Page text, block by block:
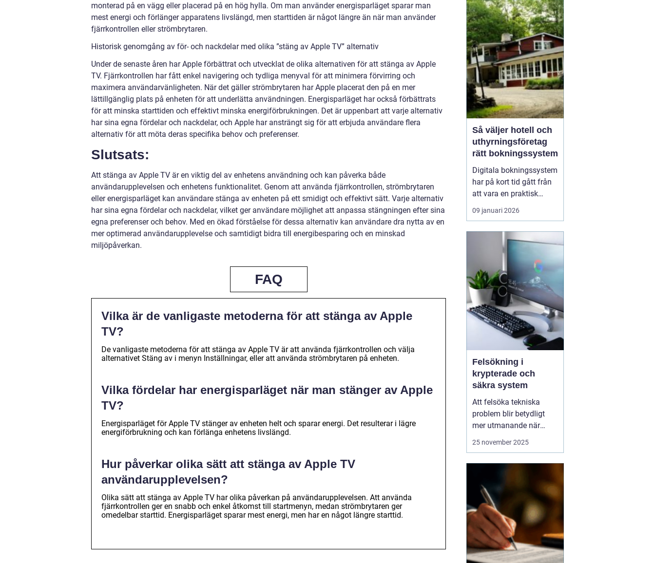
monterad på en vägg eller placerad på en hög hylla. Om man använder energisparläget sparar man
mest energi och förlänger apparatens livslängd, men starttiden är något längre än när man använder
fjärrkontrollen eller strömbrytaren.
Historisk genomgång av för- och nackdelar med olika ”stäng av Apple TV” alternativ
Under de senaste åren har Apple förbättrat och utvecklat de olika alternativen för att stänga av Apple
TV. Fjärrkontrollen har fått enkel navigering och tydliga menyval för att minimera förvirring och
maximera användarvänligheten. När det gäller strömbrytaren har Apple placerat den på en mer
lättillgänglig plats på enheten för att underlätta användningen. Energisparläget har också förbättrats
för att minska starttiden och effektivt minska energiförbrukningen. Det är uppenbart att varje alternativ
har sina egna fördelar och nackdelar, och Apple har ansträngt sig för att erbjuda användare flera
alternativ för att möta deras specifika behov och preferenser.
Slutsats:
Att stänga av Apple TV är en viktig del av enhetens användning och kan påverka både
användarupplevelsen och enhetens funktionalitet. Genom att använda fjärrkontrollen, strömbrytaren
eller energisparläget kan användare stänga av enheten på ett smidigt och effektivt sätt. Varje alternativ
har sina egna fördelar och nackdelar, vilket ger användare möjlighet att anpassa stängningen efter sina
egna preferenser och behov. Med en ökad förståelse för dessa alternativ kan användare dra nytta av en
mer optimerad användarupplevelse och samtidigt bidra till energibesparing och en minskad
miljöpåverkan.
FAQ
Vilka är de vanligaste metoderna för att stänga av Apple
TV?
De vanligaste metoderna för att stänga av Apple TV är att använda fjärrkontrollen och välja
alternativet Stäng av i menyn Inställningar, eller att använda strömbrytaren på enheten.
Vilka fördelar har energisparläget när man stänger av Apple
TV?
Energisparläget för Apple TV stänger av enheten helt och sparar energi. Det resulterar i lägre
energiförbrukning och kan förlänga enhetens livslängd.
Hur påverkar olika sätt att stänga av Apple TV
användarupplevelsen?
Olika sätt att stänga av Apple TV har olika påverkan på användarupplevelsen. Att använda
fjärrkontrollen ger en snabb och enkel åtkomst till startmenyn, medan strömbrytaren ger
omedelbar starttid. Energisparläget sparar mest energi, men har en något längre starttid.
människor minns.
Oavsett om det gäller en
konferens, konsert,
mässa eller ett ...
Så väljer hotell och
uthyrningsföretag
rätt bokningssystem
Digitala bokningssystem
har på kort tid gått från
att vara en praktisk
detalj till att bli hjärtat i
många
För hotell, campingar,
stugbyar och
semesterboenden är ett
modernt system ofta s...
09 januari 2026
Felsökning i
krypterade och
säkra system
Att felsöka tekniska
problem blir betydligt
mer utmanande när
system är krypterade
vilket innebär att vanliga
felsökningsmetoder inte
alltid...
25 november 2025